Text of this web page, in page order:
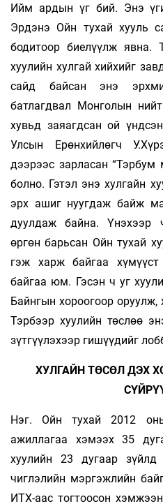
Ийм ардын үг бий. Энэ
Эрдэнэ Ойн тухай хууль
бодитоор биелүүлж явна.
хуулийн хулгай хийхийг
сайд байсан энэ
батлагдвал Монголын
хувьд заяагдсан ой
Улсын Ерөнхийлөгч
дээрээс зарласан “Тэрбум
болно. Гэтэл энэ хулгайн
эрх ашиг нуугдаж байж
дуулдаж байна. Үнэхээр
өргөн барьсан Ойн тухай
гэж харж байгаа
байгаа юм. Гэсэн ч уг
Байнгын хороогоор
Тэрбээр хуулийн төслөө
зүтгүүлэхээр гишүүдийг
ХУЛГАЙН ТӨСӨЛ ДЭХ
Нэг. Ойн тухай 2012
ажиллагаа хэмээх 35
хуулийн 23 дугаар
чиглэлийн мэргэжлийн
ИТХ-аас тогтоосон